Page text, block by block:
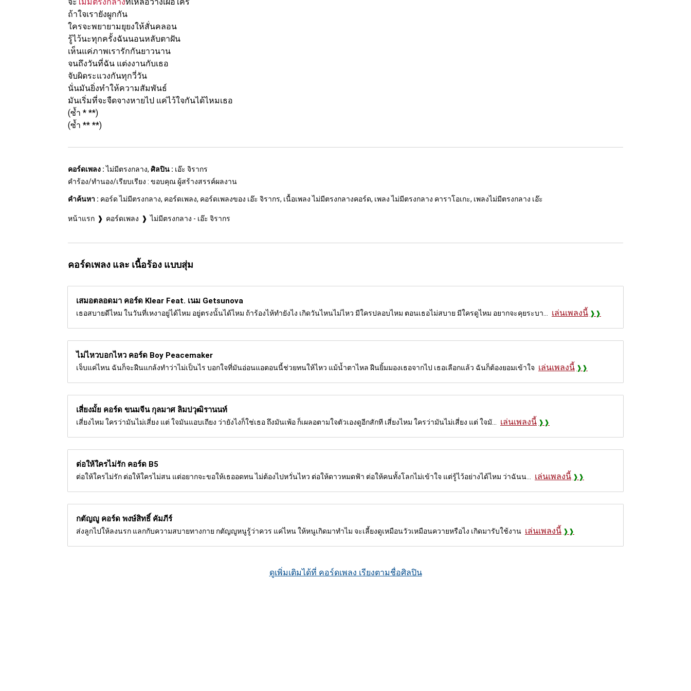
ถ้าใจเรายังผูกกัน
ใครจะพยายามยุยงให้สั่นคลอน
รู้ไว้นะทุกครั้งฉันนอนหลับตาฝัน
เห็นแค่ภาพเรารักกันยาวนาน
จนถึงวันที่ฉัน แต่งงานกับเธอ
จับผิดระแวงกันทุกวี่วัน
นั่นมันยิ่งทำให้ความสัมพันธ์
มันเริ่มที่จะจืดจางหายไป แค่ไว้ใจกันได้ไหมเธอ
(ซ้ำ * **)
(ซ้ำ ** **)
คอร์ดเพลง :ไม่มีตรงกลาง, ศิลปิน : เอ๊ะ จิรากร
คำร้อง/ทำนอง/เรียบเรียง : ขอบคุณ ผู้สร้างสรรค์ผลงาน
คำค้นหา : คอร์ด ไม่มีตรงกลาง, คอร์ดเพลง, คอร์ดเพลงของ เอ๊ะ จิรากร, เนื้อเพลง ไม่มีตรงกลางคอร์ด, เพลง ไม่มีตรงกลาง คาราโอเกะ, เพลงไม่มีตรงกลาง เอ๊ะ
หน้าแรก คอร์ดเพลง ไม่มีตรงกลาง - เอ๊ะ จิรากร
คอร์ดเพลง และ เนื้อร้อง แบบสุ่ม
เสมอตลอดมา คอร์ด Klear Feat. เนม Getsunova
เธอสบายดีไหม ในวันที่เหงาอยู่ได้ไหม อยู่ตรงนั้นได้ไหม ถ้าร้องไห้ทำยังไง เกิดวันไหนไม่ไหว มีใครปลอบไหม ตอนเธอไม่สบาย มีใครดูไหม อยากจะคุยระบา... เล่นเพลงนี้
ไม่ไหวบอกไหว คอร์ด Boy Peacemaker
เจ็บแค่ไหน ฉันก็จะฝืนแกล้งทำว่าไม่เป็นไร บอกใจที่มันอ่อนแอตอนนี้ช่วยทนให้ไหว แม้น้ำตาไหล ฝืนยิ้มมองเธอจากไป เธอเลือกแล้ว ฉันก็ต้องยอมเข้าใจ เล่นเพลงนี้
เสี่ยงมั้ย คอร์ด ขนมจีน กุลมาศ ลิมปวุฒิรานนท์
เสี่ยงไหม ใครว่ามันไม่เสี่ยง แต่ ใจมันแอบเถียง ว่ายังไงก็ใช่เธอ ถึงมันเพ้อ ก็เผลอตามใจตัวเองดูอีกสักที เสี่ยงไหม ใครว่ามันไม่เสี่ยง แต่ ใจมั... เล่นเพลงนี้
ต่อให้ใครไม่รัก คอร์ด B5
ต่อให้ใครไม่รัก ต่อให้ใครไม่สน แต่อยากจะขอให้เธออดทน ไม่ต้องไปหวั่นไหว ต่อให้ดาวหมดฟ้า ต่อให้คนทั้งโลกไม่เข้าใจ แต่รู้ไว้อย่างได้ไหม ว่าฉันน... เล่นเพลงนี้
กตัญญู คอร์ด พงษ์สิทธิ์ คัมภีร์
ส่งลูกไปให้ลงนรก แลกกับความสบายทางกาย กตัญญูหนูรู้ว่าควร แค่ไหน ให้หนูเกิดมาทำไม จะเลี้ยงดูเหมือนวัวเหมือนควายหรือไง เกิดมารับใช้งาน เล่นเพลงนี้
ดูเพิ่มเติมได้ที่ คอร์ดเพลง เรียงตามชื่อศิลปิน